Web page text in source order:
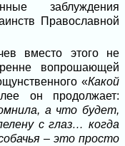
заблуждения
Православной
вместо этого не
вопрошающей
«Какой
он продолжает:
а что будет,
с глаз… когда
– это просто